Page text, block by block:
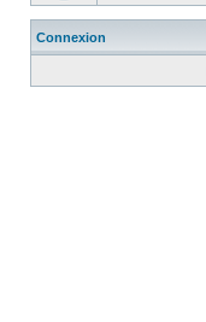
Connexion